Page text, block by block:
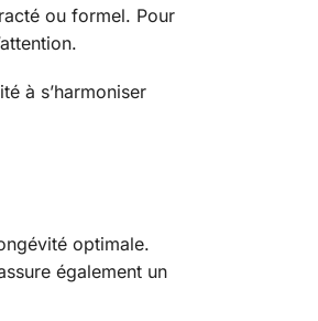
ou formel. Pour
à s’harmoniser
optimale.
également un